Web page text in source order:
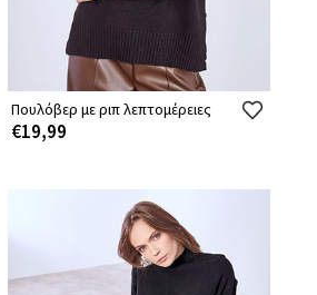
Πουλόβερ με ριπ λεπτομέρειες
€19,99